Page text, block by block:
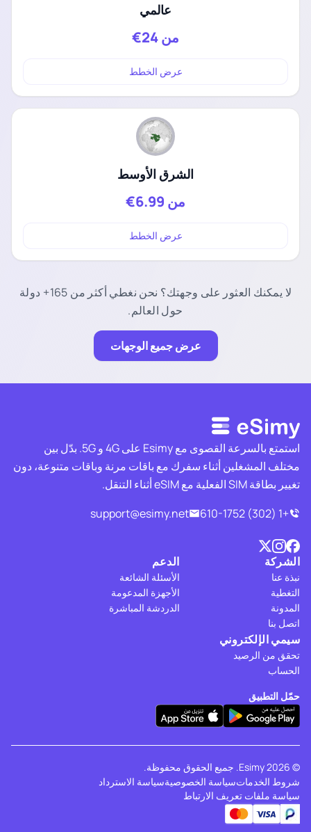
عالمي
من24€
عرض الخطط
الشرق الأوسط
من 6.99€
عرض الخطط
لا يمكنك العثور على وجهتك؟ نحن نغطي أكثر من 165+ دولة
حول العالم.
عرض جميع الوجهات
استمتع بالسرعة القصوى مع Esimy على 4G و 5G. بدّل بين
مختلف المشغلين أثناء سفرك مع باقات مرنة وباقات متنوعة، دون
تغيير بطاقة SIM الفعلية مع eSIM أثناء التنقل.
+1 (302) 610-1752
support@esimy.net
الشركة
نبذة عنا
التغطية
المدونة
اتصل بنا
الدعم
الأسئلة الشائعة
الأجهزة المدعومة
الدردشة المباشرة
سيمي الإلكتروني
تحقق من الرصيد
الحساب
حمّل التطبيق
© 2026 Esimy. جميع الحقوق محفوظة.
شروط الخدماتسياسة الخصوصيةسياسة الاسترداد
سياسة ملفات تعريف الارتباط